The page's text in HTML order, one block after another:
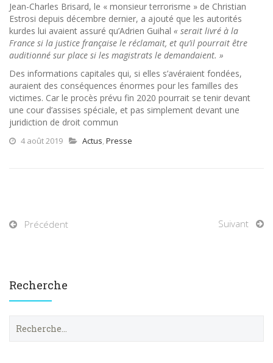
Jean-Charles Brisard, le « monsieur terrorisme » de Christian
Estrosi depuis décembre dernier, a ajouté que les autorités
kurdes lui avaient assuré qu’Adrien Guihal « serait livré à la
France si la justice française le réclamait, et qu’il pourrait être
auditionné sur place si les magistrats le demandaient. »
Des informations capitales qui, si elles s’avéraient fondées,
auraient des conséquences énormes pour les familles des
victimes. Car le procès prévu fin 2020 pourrait se tenir devant
une cour d’assises spéciale, et pas simplement devant une
juridiction de droit commun
4 août 2019 Actus, Presse
Précédent Suivant
Recherche